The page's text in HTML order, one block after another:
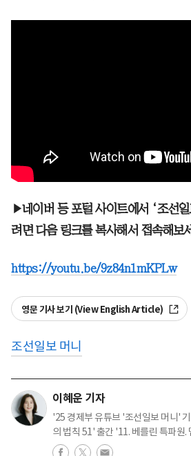
▶네이버 등 포털 사이트에서 ‘조선
려면 다음 링크를 복사해서 접속해보
https://youtu.be/9z84n1mKPLw
영문 기사 보기 (View English Article)
조선일보 머니
이혜운 기자
'25 경제부 유튜브 '조선일보 머니'
의 법칙 51' 출간 '11. 베를린 특파원